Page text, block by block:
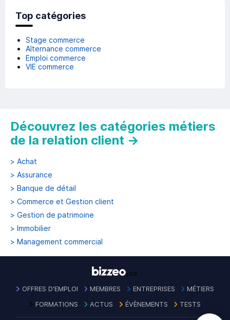
Top catégories
Stage commerce
Alternance commerce
Emploi commerce
VIE commerce
Découvrez les catégories métiers
de la relation client →
> Achat
> Assurance
> Banque de détail
> Commerce et Gestion client
> Gestion de patrimoine
> Immobilier
> Management commercial
OFFRES D'EMPLOI MEMBRES ENTREPRISES
MÉTIERS
FORMATIONS
ACTUS ÉVÈNEMENTS TESTS